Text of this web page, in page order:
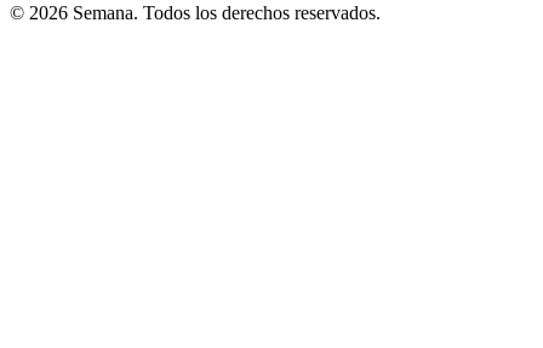
© 2026 Semana. Todos los derechos reservados.